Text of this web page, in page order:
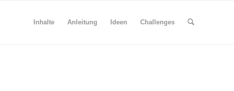
Inhalte Anleitung Ideen Challenges